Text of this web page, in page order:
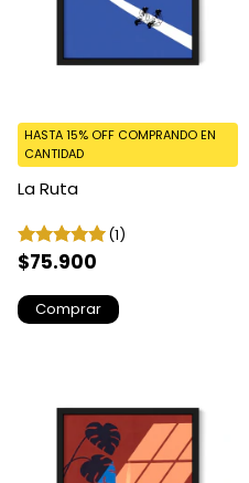
La Ruta
(1)
$75.900
HASTA 15% OFF COMPRANDO EN
CANTIDAD
Comprar